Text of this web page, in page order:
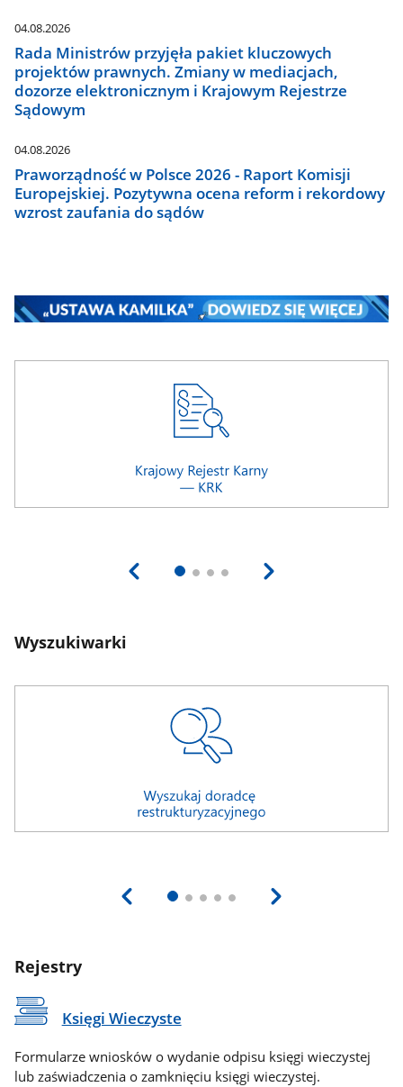
04.08.2026
Rada Ministrów przyjęła pakiet kluczowych
projektów prawnych. Zmiany w mediacjach,
dozorze elektronicznym i Krajowym Rejestrze
Sądowym
04.08.2026
Praworządność w Polsce 2026 - Raport Komisji
Europejskiej. Pozytywna ocena reform i rekordowy
wzrost zaufania do sądów
Wyszukiwarki
Rejestry
Księgi Wieczyste
Formularze wniosków o wydanie odpisu księgi wieczystej
lub zaświadczenia o zamknięciu księgi wieczystej.